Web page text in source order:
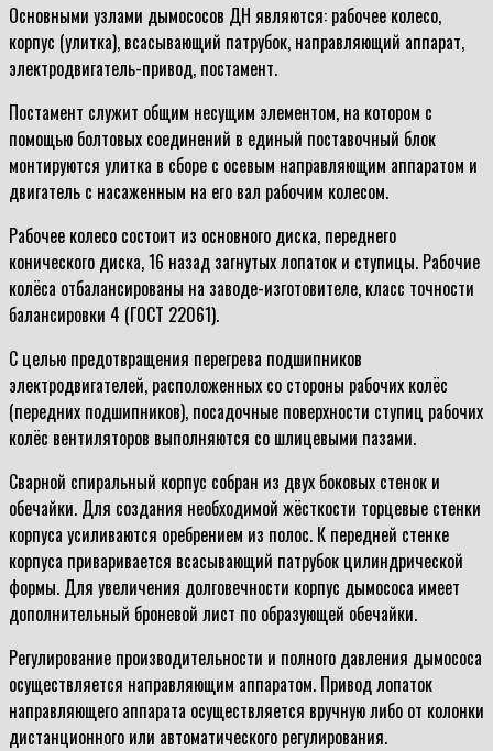
Основными узлами дымососов ДН являются: рабочее колесо,
корпус (улитка), всасывающий патрубок, направляющий аппарат,
электродвигатель-привод, постамент.
Постамент служит общим несущим элементом, на котором с
помощью болтовых соединений в единый поставочный блок
монтируются улитка в сборе с осевым направляющим аппаратом и
двигатель с насаженным на его вал рабочим колесом.
Рабочее колесо состоит из основного диска, переднего
конического диска, 16 назад загнутых лопаток и ступицы. Рабочие
колёса отбалансированы на заводе-изготовителе, класс точности
балансировки 4 (ГОСТ 22061).
С целью предотвращения перегрева подшипников
электродвигателей, расположенных со стороны рабочих колёс
(передних подшипников), посадочные поверхности ступиц рабочих
колёс вентиляторов выполняются со шлицевыми пазами.
Сварной спиральный корпус собран из двух боковых стенок и
обечайки. Для создания необходимой жёсткости торцевые стенки
корпуса усиливаются оребрением из полос. К передней стенке
корпуса приваривается всасывающий патрубок цилиндрической
формы. Для увеличения долговечности корпус дымососа имеет
дополнительный броневой лист по образующей обечайки.
Регулирование производительности и полного давления дымососа
осуществляется направляющим аппаратом. Привод лопаток
направляющего аппарата осуществляется вручную либо от колонки
дистанционного или автоматического регулирования.